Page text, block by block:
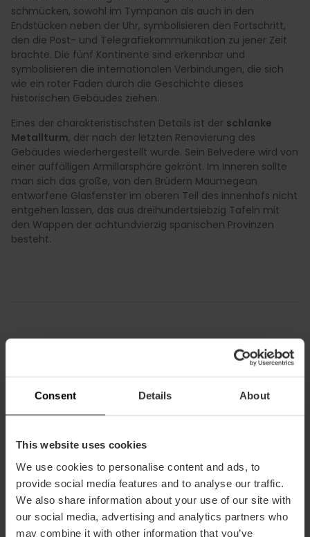
Consent Details About
This website uses cookies
We use cookies to personalise content and ads, to
provide social media features and to analyse our traffic.
We also share information about your use of our site with
our social media, advertising and analytics partners who
may combine it with other information that you’ve
schmücken, sowohl im Tympanon als auch in den
Endstücken neben der Uhr, symbolisieren den Fortschritt,
den die Post- und Telegrafiekommunikation zu jener Zeit
brachte. Die fünf Kontinente sind erkennbar und
symbolisieren die internationalen Verbindungen, die sich
wie ein roter Faden durch die Geschichte dieses
historischen Gebäudes ziehen.
Eines der charakteristischsten Details ist der schlanke
Metallturm, der nach der letzten Renovierung des
Gebäudes wiederhergestellt wurde. Sein Belvedere wird von
einer auffälligen Armillarsphäre gekrönt. Im Inneren sollte
man sich das große, von den Brüdern Maumegean
entworfene Glasfenster im oberen Teil des Innenhofs nicht
entgehen lassen, das aus dreihundertsiebzig Tafeln mit
den Wappen der achtundvierzig spanischen Provinzen
besteht.
Zeitplan
20:00 Uhr besucht werden.
Montag geschlossen.